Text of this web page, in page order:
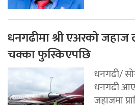
धनगढीमा श्री एअरको जहाज
चक्का फुस्किएपछि
धनगढी/
धनगढी
जहाजमा